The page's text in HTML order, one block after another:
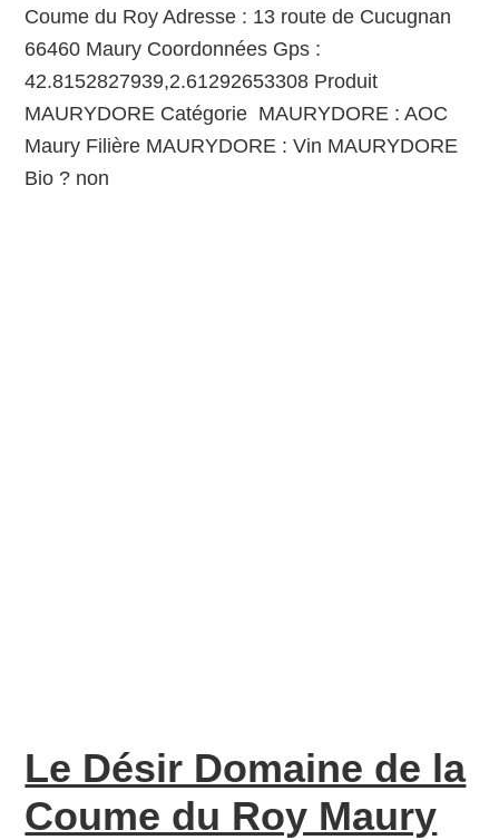
Coume du Roy Adresse : 13 route de Cucugnan
66460 Maury Coordonnées Gps :
42.8152827939,2.61292653308 Produit
MAURYDORE Catégorie MAURYDORE : AOC
Maury Filière MAURYDORE : Vin MAURYDORE
Bio ? non
Le Désir Domaine de la
Coume du Roy Maury